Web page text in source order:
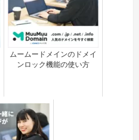
ムームードメインのドメイ
ンロック機能の使い方